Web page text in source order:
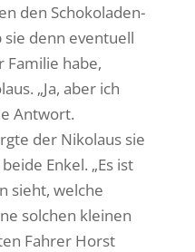
den Schokoladen-
sie denn eventuell
habe,
„Ja, aber ich
Antwort.
der Nikolaus sie
Enkel. „Es ist
sieht, welche
solchen kleinen
Fahrer Horst